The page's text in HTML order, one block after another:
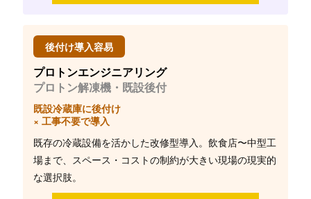
後付け導入容易
プロトンエンジニアリング
プロトン解凍機・既設後付
既設冷蔵庫に後付け
× 工事不要で導入
既存の冷蔵設備を活かした改修型導入。飲食店〜中型工
場まで、スペース・コストの制約が大きい現場の現実的
な選択肢。